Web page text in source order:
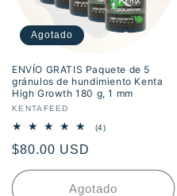
Agotado
ENVÍO GRATIS Paquete de 5
gránulos de hundimiento Kenta
High Growth 180 g, 1 mm
Proveedor:
KENTAFEED
(4)4
Precio
habitual
$80.00 USD
Agotado